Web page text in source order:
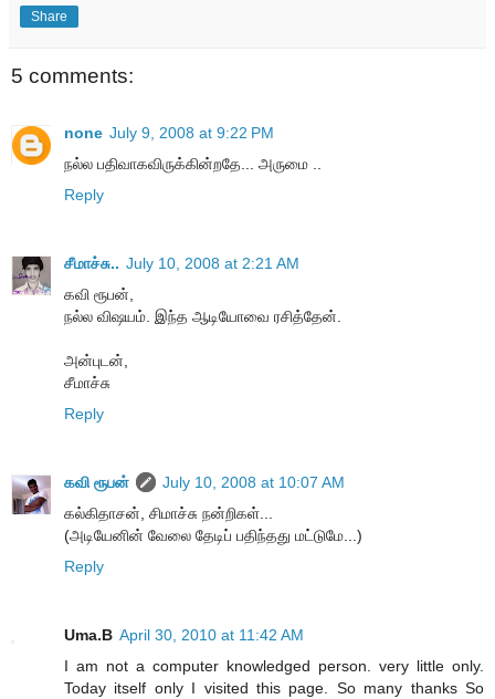
Share
5 comments:
none July 9, 2008 at 9:22 PM
நல்ல பதிவாகவிருக்கின்றதே... அருமை ..
Reply
சீமாச்சு.. July 10, 2008 at 2:21 AM
கவி ரூபன்,
நல்ல விஷயம். இந்த ஆடியோவை ரசித்தேன்.
அன்புடன்,
சீமாச்சு
Reply
கவி ரூபன்
July 10, 2008 at 10:07 AM
கல்கிதாசன், சிமாச்சு நன்றிகள்...
(அடியேனின் வேலை தேடிப் பதிந்தது மட்டுமே...)
Reply
Uma.B April 30, 2010 at 11:42 AM
I am not a computer knowledged person. very little only.
Today itself only I visited this page. So many thanks So